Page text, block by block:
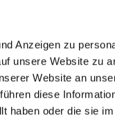
Anzeigen zu
unsere Website zu
Website an
diese
haben oder die sie
04 / 25 65